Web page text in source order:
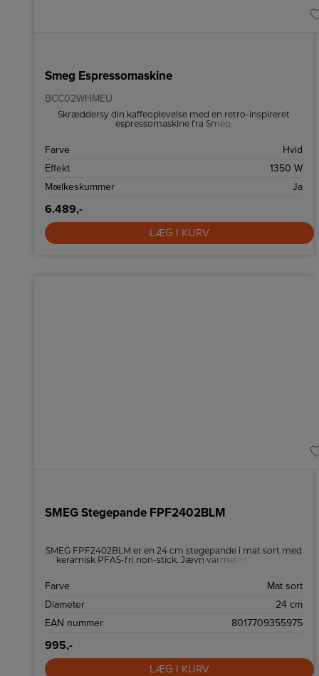
Smeg Espressomaskine
BCC02WHMEU
Skræddersy din kaffeoplevelse med en retro-inspireret
espressomaskine fra Smeg.
Farve
Hvid
Effekt
1350 W
Mælkeskummer
Ja
6.489,-
LÆG I KURV
SMEG Stegepande FPF2402BLM
SMEG FPF2402BLM er en 24 cm stegepande i mat sort med
keramisk PFAS-fri non-stick. Jævn varmefordeling, alle
Farve
Mat sort
Diameter
24 cm
EAN nummer
8017709355975
995,-
LÆG I KURV